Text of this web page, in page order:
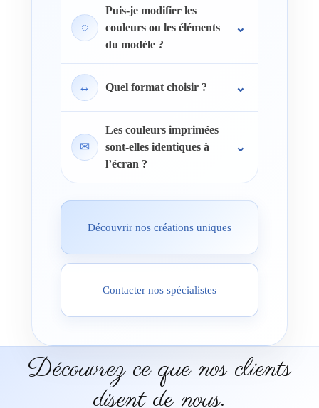
◌
Puis-je modifier les
couleurs ou les éléments
du modèle ?
↔ Quel format choisir ?
✉
Les couleurs imprimées
sont-elles identiques à
l’écran ?
Découvrir nos créations uniques
Contacter nos spécialistes
Découvrez ce que nos clients
disent de nous.